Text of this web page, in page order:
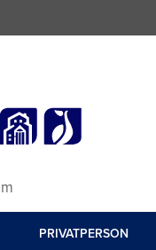
PRIVATPERSON